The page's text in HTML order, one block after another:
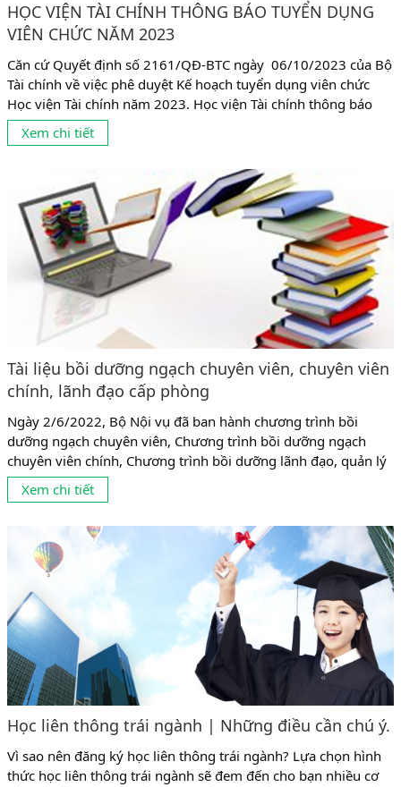
HỌC VIỆN TÀI CHÍNH THÔNG BÁO TUYỂN DỤNG
VIÊN CHỨC NĂM 2023
Căn cứ Quyết định số 2161/QĐ-BTC ngày 06/10/2023 của Bộ
Tài chính về việc phê duyệt Kế hoạch tuyển dụng viên chức
Học viện Tài chính năm 2023. Học viện Tài chính thông báo
tuyển dụng viên chức cụ thể như sau: 1. Chỉ tiêu tuyển dụng:
Tuyển dụng 63 chỉ tiêu giảng viên và 06 chỉ tiêu bao gồm:
Xem chi tiết
Tài liệu bồi dưỡng ngạch chuyên viên, chuyên viên
chính, lãnh đạo cấp phòng
Ngày 2/6/2022, Bộ Nội vụ đã ban hành chương trình bồi
dưỡng ngạch chuyên viên, Chương trình bồi dưỡng ngạch
chuyên viên chính, Chương trình bồi dưỡng lãnh đạo, quản lý
cấp phòng. Căn cứ chương trình Bộ Nội vụ đã ban hành thì Tài
liệu theo Nghị định 89/2021 mới của Chính Phủ, sẽ được áp
Xem chi tiết
Học liên thông trái ngành | Những điều cần chú ý.
Vì sao nên đăng ký học liên thông trái ngành? Lựa chọn hình
thức học liên thông trái ngành sẽ đem đến cho bạn nhiều cơ